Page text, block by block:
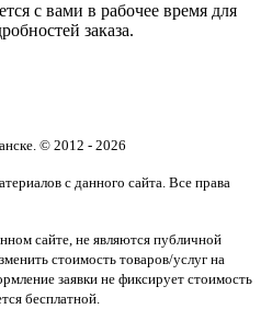
с вами в рабочее время для
заказа.
© 2012 - 2026
с данного сайта. Все права
сайте, не являются публичной
стоимость товаров/услуг на
заявки не фиксирует стоимость
бесплатной.